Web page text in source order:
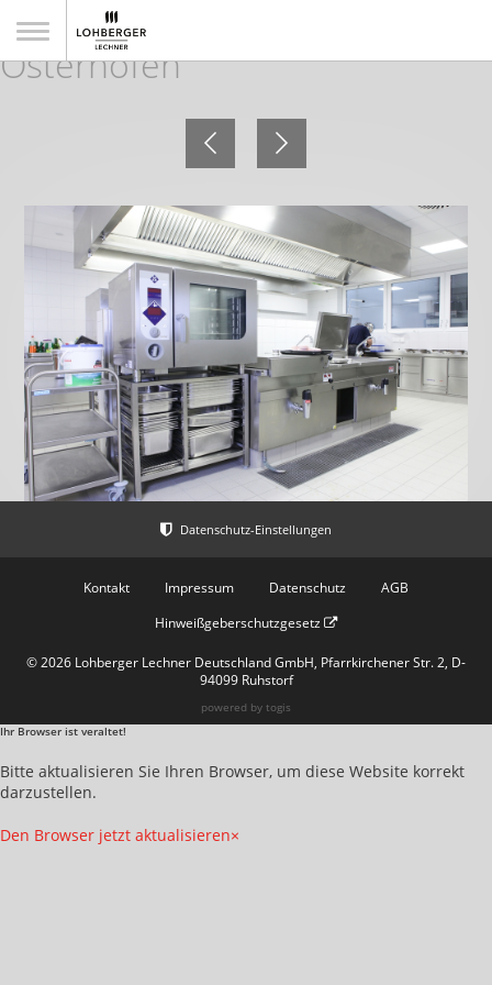
BRK Senioren- und Pflegeheim
Osterhofen
Kontakt Impressum Datenschutz
AGB
Hinweißgeberschutzgesetz
© 2026 Lohberger Lechner Deutschland GmbH, Pfarrkirchener Str. 2, D-
94099 Ruhstorf
powered by togis
Ihr Browser ist veraltet!
Bitte aktualisieren Sie Ihren Browser, um diese Website korrekt
darzustellen.
Den Browser jetzt aktualisieren×